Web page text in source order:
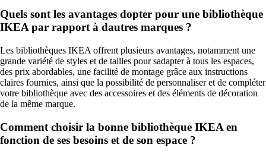
Quels sont les avantages dopter pour une bibliothèque
IKEA par rapport à dautres marques ?
Les bibliothèques IKEA offrent plusieurs avantages, notamment une
grande variété de styles et de tailles pour sadapter à tous les espaces,
des prix abordables, une facilité de montage grâce aux instructions
claires fournies, ainsi que la possibilité de personnaliser et de compléter
votre bibliothèque avec des accessoires et des éléments de décoration
de la même marque.
Comment choisir la bonne bibliothèque IKEA en
fonction de ses besoins et de son espace ?